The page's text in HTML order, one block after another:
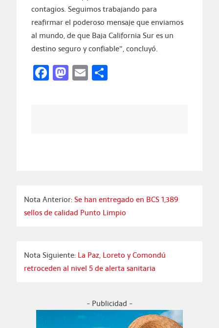
contagios. Seguimos trabajando para
reafirmar el poderoso mensaje que enviamos
al mundo, de que Baja California Sur es un
destino seguro y confiable”, concluyó.
Facebook
Mastodon
EmailCompartir
Nota Anterior:Se han entregado en BCS 1,389
sellos de calidad Punto Limpio
Nota Siguiente: La Paz, Loreto y Comondú
retroceden al nivel 5 de alerta sanitaria
- Publicidad -